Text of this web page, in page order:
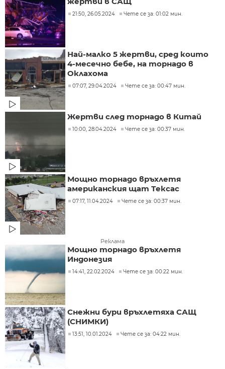
21:50, 26.05.2024 Чете се за: 01:02 мин.
Най-малко 5 жертви, сред които
4-месечно бебе, на торнадо в
Оклахома
07:07, 29.04.2024 Чете се за: 00:47 мин.
Жертви след торнадо в Китай
10:00, 28.04.2024 Чете се за: 00:37 мин.
Мощно торнадо връхлетя
американския щат Тексас
07:17, 11.04.2024 Чете се за: 00:37 мин.
Реклама
Мощно торнадо връхлетя
Индонезия
14:41, 22.02.2024 Чете се за: 00:22 мин.
Снежни бури връхлетяха САЩ
(СНИМКИ)
13:51, 10.01.2024 Чете се за: 04:22 мин.